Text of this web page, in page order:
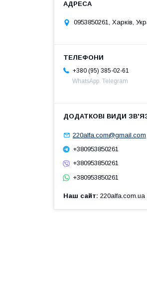
0953850261, Харків,
+380 (95) 385-02-61
WhatsApp. Telegram
220alfa.com@gmail.com
+380953850261
+380953850261
+380953850261
Наш сайт 220alfa.com.ua